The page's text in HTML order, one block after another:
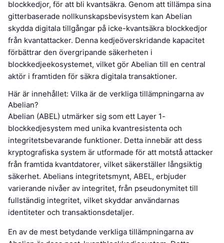
blockkedjor, för att bli kvantsäkra. Genom att tillämpa sina
gitterbaserade nollkunskapsbevisystem kan Abelian
skydda digitala tillgångar på icke-kvantsäkra blockkedjor
från kvantattacker. Denna kedjeöverskridande kapacitet
förbättrar den övergripande säkerheten i
blockkedjeekosystemet, vilket gör Abelian till en central
aktör i framtiden för säkra digitala transaktioner.
Här är innehållet: Vilka är de verkliga tillämpningarna av
Abelian?
Abelian (ABEL) utmärker sig som ett Layer 1-
blockkedjesystem med unika kvantresistenta och
integritetsbevarande funktioner. Detta innebär att dess
kryptografiska system är utformade för att motstå attacker
från framtida kvantdatorer, vilket säkerställer långsiktig
säkerhet. Abelians integritetsmynt, ABEL, erbjuder
varierande nivåer av integritet, från pseudonymitet till
fullständig integritet, vilket skyddar användarnas
identiteter och transaktionsdetaljer.
En av de mest betydande verkliga tillämpningarna av